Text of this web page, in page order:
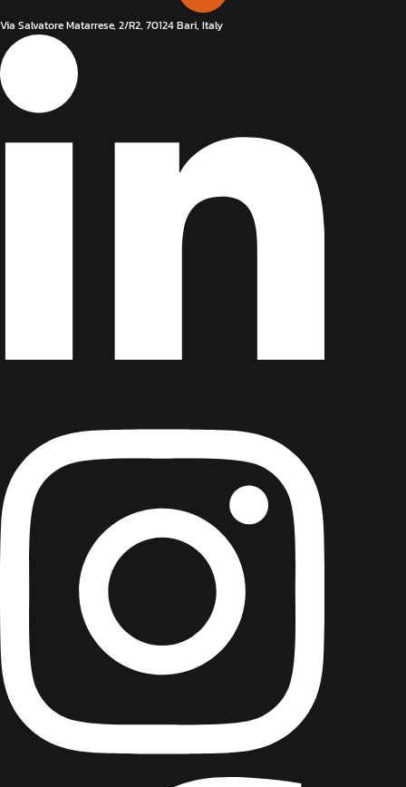
Via Salvatore Matarrese, 2/R2, 70124 Bari, Italy